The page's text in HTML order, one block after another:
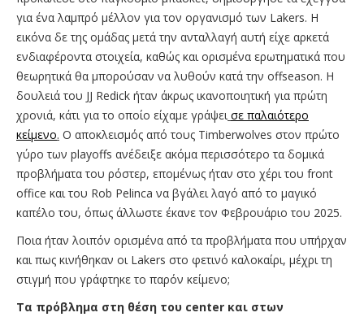
για ένα λαμπρό μέλλον για τον οργανισμό των Lakers. Η
εικόνα δε της ομάδας μετά την ανταλλαγή αυτή είχε αρκετά
ενδιαφέροντα στοιχεία, καθώς και ορισμένα ερωτηματικά που
θεωρητικά θα μπορούσαν να λυθούν κατά την offseason. Η
δουλειά του JJ Redick ήταν άκρως ικανοποιητική για πρώτη
χρονιά, κάτι για το οποίο είχαμε γράψει σε παλαιότερο
κείμενο. Ο αποκλεισμός από τους Timberwolves στον πρώτο
γύρο των playoffs ανέδειξε ακόμα περισσότερο τα δομικά
προβλήματα του ρόστερ, επομένως ήταν στο χέρι του front
office και του Rob Pelinca να βγάλει λαγό από το μαγικό
καπέλο του, όπως άλλωστε έκανε τον Φεβρουάριο του 2025.
Ποια ήταν λοιπόν ορισμένα από τα προβλήματα που υπήρχαν
και πως κινήθηκαν οι Lakers στο φετινό καλοκαίρι, μέχρι τη
στιγμή που γράφτηκε το παρόν κείμενο;
Tα πρόβλημα στη θέση του center και στων